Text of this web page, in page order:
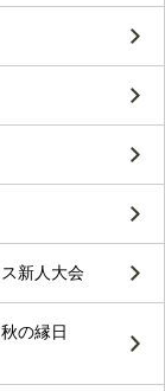
新人大会
の縁日